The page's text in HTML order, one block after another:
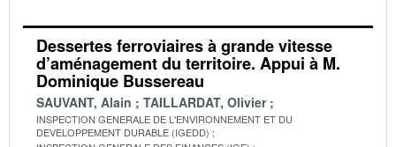
Dessertes ferroviaires à grande vitesse
d’aménagement du territoire. Appui à M.
Dominique Bussereau
SAUVANT, Alain TAILLARDAT, Olivier
INSPECTION GENERALE DE L'ENVIRONNEMENT ET DU
DEVELOPPEMENT DURABLE (IGEDD)